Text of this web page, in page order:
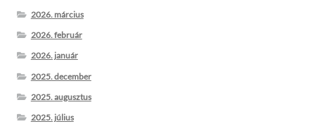
2026. március
2026. február
2026. január
2025. december
2025. augusztus
2025. július